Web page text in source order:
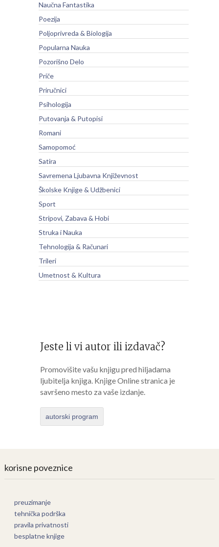
Naučna Fantastika
Poezija
Poljoprivreda & Biologija
Popularna Nauka
Pozorišno Delo
Priče
Priručnici
Psihologija
Putovanja & Putopisi
Romani
Samopomoć
Satira
Savremena Ljubavna Književnost
Školske Knjige & Udžbenici
Sport
Stripovi, Zabava & Hobi
Struka i Nauka
Tehnologija & Računari
Trileri
Umetnost & Kultura
Jeste li vi autor ili izdavač?
Promovišite vašu knjigu pred hiljadama
ljubitelja knjiga. Knjige Online stranica je
savršeno mesto za vaše izdanje.
autorski program
korisne poveznice
preuzimanje
tehnička podrška
pravila privatnosti
besplatne knjige